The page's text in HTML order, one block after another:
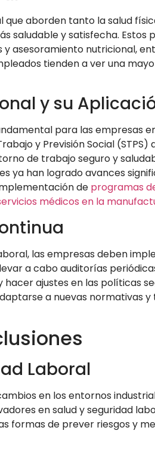
aborden tanto la salud
saludable y satisfecha. Estos
asesoramiento nutricional,
tienden a ver una
y su
para las empresas
y Previsión Social (STPS)
de trabajo seguro y
ya han logrado avances
de programas
médicos en la
las empresas deben
a cabo auditorías
ajustes en las políticas
a nuevas normativas y
Laboral
en los entornos
en salud y seguridad
formas de prever riesgos y